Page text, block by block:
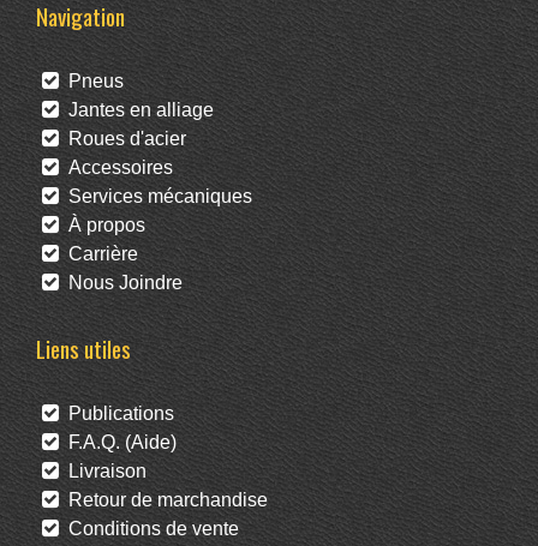
Navigation
Pneus
Jantes en alliage
Roues d'acier
Accessoires
Services mécaniques
À propos
Carrière
Nous Joindre
Liens utiles
Publications
F.A.Q. (Aide)
Livraison
Retour de marchandise
Conditions de vente